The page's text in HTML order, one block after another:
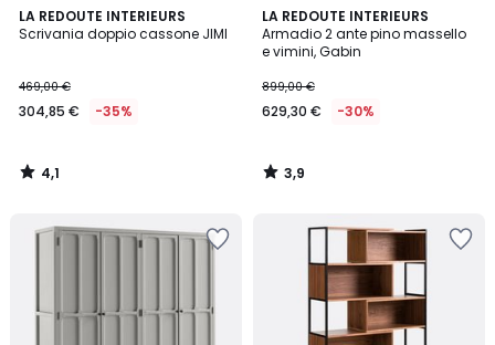
LA REDOUTE INTERIEURS
Scrivania doppio cassone JIMI
469,00 €
304,85 € -35%
4,1
/ 5
4,1
/
LA REDOUTE INTERIEURS
Armadio 2 ante pino massello
e vimini, Gabin
899,00 €
629,30 € -30%
3,9
/ 5
3,9
/